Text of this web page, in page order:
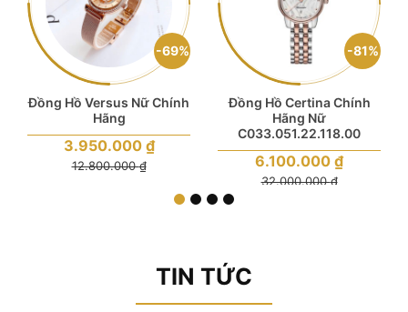
69%
Đồng Hồ Versus Nữ Chính
Hãng
12.800.000₫
Giá
gốc
12.800.000 ₫.
3.950.000 ₫
Giá
hiện
81%
Đồng Hồ Certina Chính
Hãng Nữ
C033.051.22.118.00
32.000.000₫
Giá
gốc
32.000.000 ₫.
6.100.000 ₫
Giá
hiện
TIN TỨC